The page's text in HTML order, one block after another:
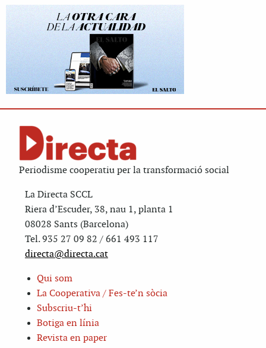
Periodisme cooperatiu per la transformació social
La Directa SCCL
Riera d’Escuder, 38, nau 1, planta 1
08028 Sants (Barcelona)
Tel. 935 27 09 82 / 661 493 117
directa@directa.cat
Qui som
La Cooperativa / Fes-te’n sòcia
Subscriu-t’hi
Botiga en línia
Revista en paper